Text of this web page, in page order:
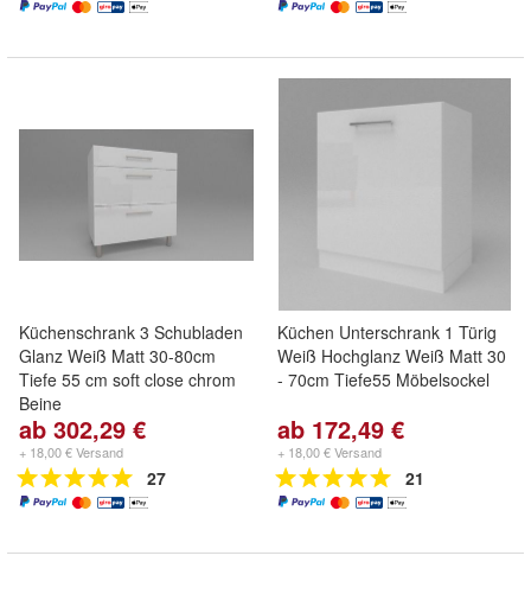
Küchenschrank 3 Schubladen
Glanz Weiß Matt 30-80cm
Tiefe 55 cm soft close chrom
Beine
ab 302,29 €
+ 18,00 € Versand
27
Küchen Unterschrank 1 Türig
Weiß Hochglanz Weiß Matt 30
- 70cm Tiefe55 Möbelsockel
ab 172,49 €
+ 18,00 € Versand
21